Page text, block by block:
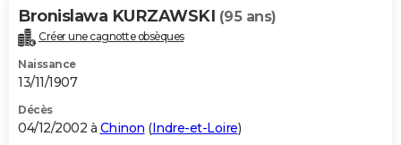
Bronislawa KURZAWSKI (95 ans)
Créer une cagnotte obsèques
Naissance
13/11/1907
Décès
04/12/2002 à Chinon (Indre-et-Loire)